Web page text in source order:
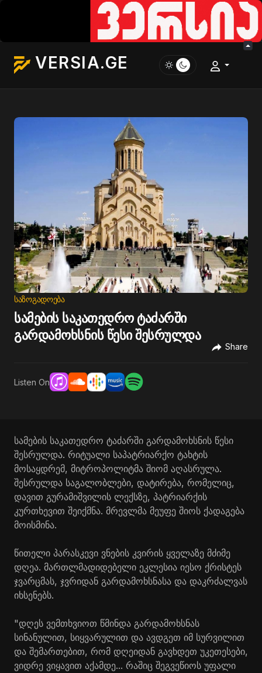
VERSIA.GE
ᲡᲐᲖᲝᲒᲐᲓᲝᲔᲑᲐ
სამების საკათედრო ტაძარში
გარდამოხსნის წესი შესრულდა
Share
Listen On
სამების საკათედრო ტაძარში გარდამოხსნის წესი
შესრულდა. რიტუალი საპატრიარქო ტახტის
მოსაყდრემ, მიტროპოლიტმა შიომ აღასრულა.
შესრულდა საგალობლები, დატირება, რომელიც,
დავით გურამიშვილის ლექსზე, პატრიარქის
კურთხევით შეიქმნა. მრევლმა მეუფე შიოს ქადაგება
მოისმინა.
წითელი პარასკევი ვნების კვირის ყველაზე მძიმე
დღეა. მართლმადიდებელი ეკლესია იესო ქრისტეს
ჯვარცმას, ჯვრიდან გარდამოხსნასა და დაკრძალვას
იხსენებს.
"დღეს ვემთხვიოთ წმინდა გარდამოხსნას
სინანულით, სიყვარულით და ავდგეთ იმ სურვილით
და შემართებით, რომ დღეიდან გავხდეთ უკეთესები,
ვიდრე ვიყავით აქამდე... რაშიც შეგვეწიოს უფალი